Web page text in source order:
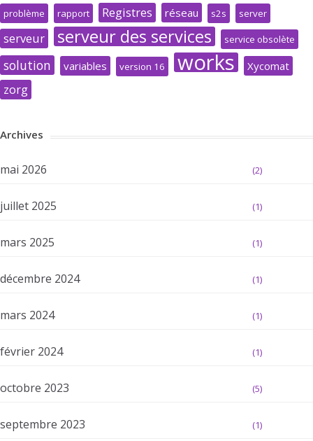
problème rapport Registres réseau s2s server
serveur serveur des services service obsolète
solution variables version 16 works Xycomat
zorg
Archives
mai 2026 (2)
juillet 2025 (1)
mars 2025 (1)
décembre 2024 (1)
mars 2024 (1)
février 2024 (1)
octobre 2023 (5)
septembre 2023 (1)